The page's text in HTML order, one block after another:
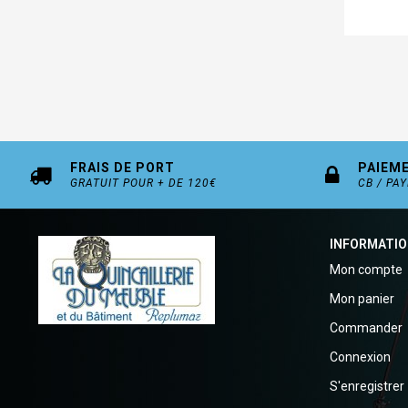
FRAIS DE PORT
GRATUIT POUR + DE 120€ CB /
Mon compte
Mon panier
Commander
Connexion
S'enregistrer